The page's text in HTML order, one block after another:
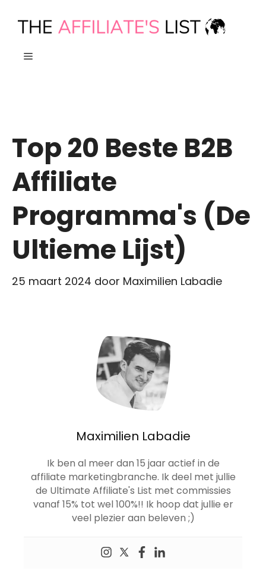
naar
inhoudMENU
Top 20 Beste B2B
Affiliate
Programma's (De
Ultieme Lijst)
25 maart 2024 door Maximilien Labadie
Maximilien Labadie
Ik ben al meer dan 15 jaar actief in de
affiliate marketingbranche. Ik deel met jullie
de Ultimate Affiliate's List met commissies
vanaf 15% tot wel 100%!! Ik hoop dat jullie er
veel plezier aan beleven ;)